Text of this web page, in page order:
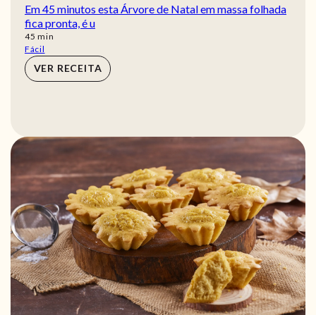
Em 45 minutos esta Árvore de Natal em massa folhada
fica pronta, é u
45 min
min
Fácil
VER RECEITA